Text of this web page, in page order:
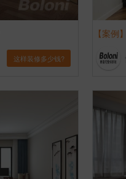
这样装修多少钱?
【案例